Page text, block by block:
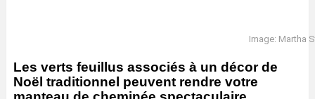
Image: Martha
Les verts feuillus associés à un décor de
Noël traditionnel peuvent rendre votre